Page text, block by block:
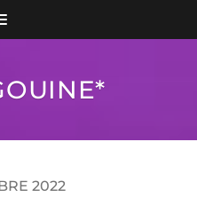
2022